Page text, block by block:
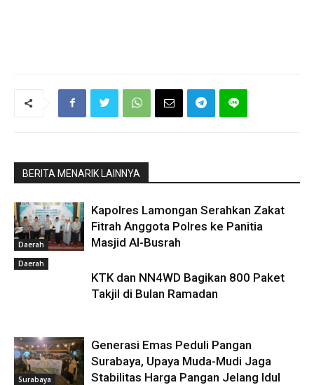
BERITA MENARIK LAINNYA
Daerah
Kapolres Lamongan Serahkan Zakat
Fitrah Anggota Polres ke Panitia
Masjid Al-Busrah
Daerah
KTK dan NN4WD Bagikan 800 Paket
Takjil di Bulan Ramadan
Surabaya
Generasi Emas Peduli Pangan
Surabaya, Upaya Muda-Mudi Jaga
Stabilitas Harga Pangan Jelang Idul